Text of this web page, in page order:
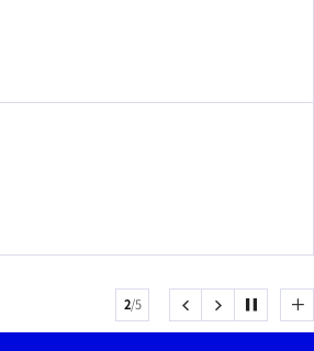
2/5
알
림
알
림
림
알
림